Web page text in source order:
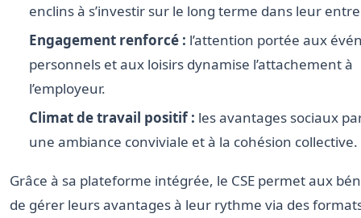
enclins à s’investir sur le long terme dans leur
Engagement renforcé : l’attention portée aux
personnels et aux loisirs dynamise l’attachement à
l’employeur.
Climat de travail positif : les avantages sociaux
une ambiance conviviale et à la cohésion collective.
Grâce à sa plateforme intégrée, le CSE permet aux
de gérer leurs avantages à leur rythme via des